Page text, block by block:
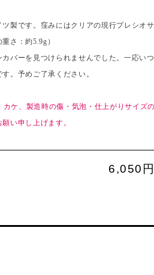
製です。窪みにはクリアの現行プレシオ
さ：約5.9g）
バーを見つけられませんでした。一応い
。予めご了承ください。
ケ、製造時の傷・気泡・仕上がりサイズ
い申し上げます。
6,050円